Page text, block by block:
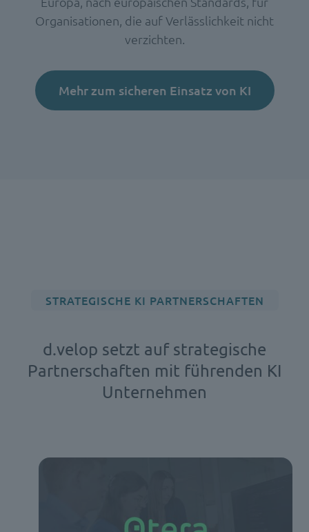
Organisationen, die auf Verlässlichkeit nicht
verzichten.
Mehr zum sicheren Einsatz von KI
STRATEGISCHE KI PARTNERSCHAFTEN
d.velop setzt auf strategische
Partnerschaften mit führenden KI
Unternehmen